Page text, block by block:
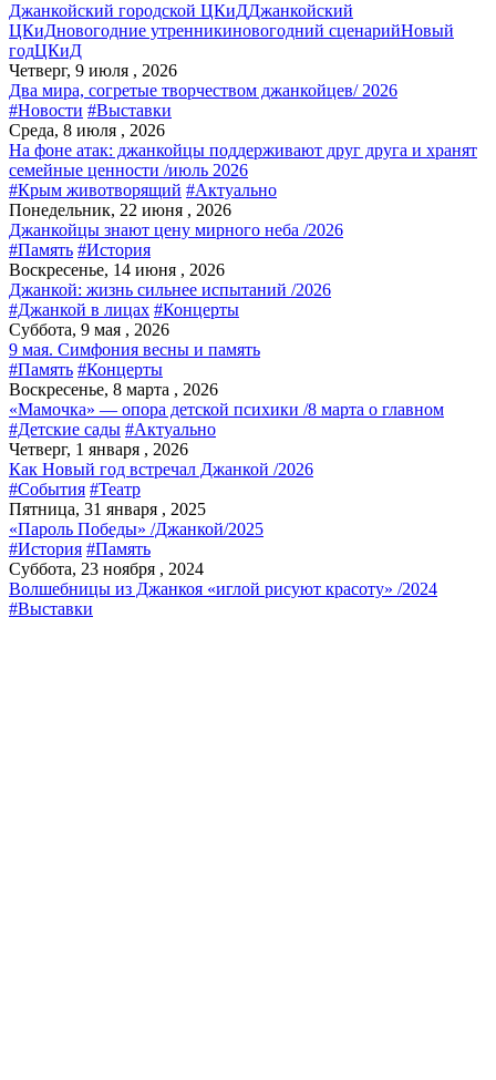
Джанкойский городской ЦКиДДжанкойский
ЦКиДновогодние утренникиновогодний сценарийНовый
годЦКиД
Четверг, 9 июля , 2026
Два мира, согретые творчеством джанкойцев/ 2026
#Новости #Выставки
Среда, 8 июля , 2026
На фоне атак: джанкойцы поддерживают друг друга и хранят
семейные ценности /июль 2026
#Крым животворящий #Актуально
Понедельник, 22 июня , 2026
Джанкойцы знают цену мирного неба /2026
#Память #История
Воскресенье, 14 июня , 2026
Джанкой: жизнь сильнее испытаний /2026
#Джанкой в лицах #Концерты
Суббота, 9 мая , 2026
9 мая. Симфония весны и память
#Память #Концерты
Воскресенье, 8 марта , 2026
«Мамочка» — опора детской психики /8 марта о главном
#Детские сады #Актуально
Четверг, 1 января , 2026
Как Новый год встречал Джанкой /2026
#События #Театр
Пятница, 31 января , 2025
«Пароль Победы» /Джанкой/2025
#История #Память
Суббота, 23 ноября , 2024
Волшебницы из Джанкоя «иглой рисуют красоту» /2024
#Выставки